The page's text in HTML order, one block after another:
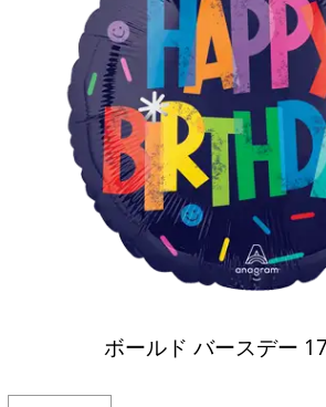
ボールド バースデー